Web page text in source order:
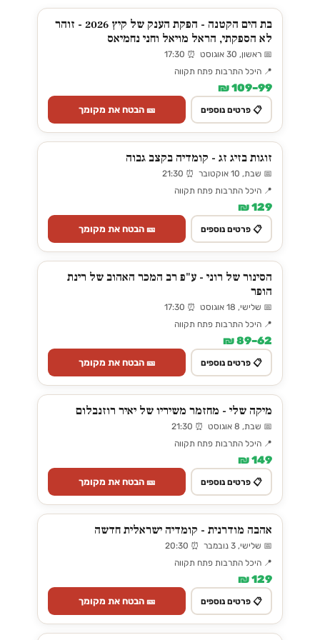
בת הים הקטנה - הפקת הענק של קיץ 2026 - זוהר
לא הספקתי, הראל מויאל וחני נחמיאס
📅 ראשון, 30 אוגוסט ⏰ 17:30
📍 היכל התרבות פתח תקווה
99–109 ₪
📋 פרטים נוספים 🎫 הבטח את מקומך
זוגות בזיג זג - קומדיה בקצב גבוה
📅 שבת, 10 אוקטובר ⏰ 21:30
📍 היכל התרבות פתח תקווה
129 ₪
📋 פרטים נוספים 🎫 הבטח את מקומך
הסינור של רוני - ע"פ רב המכר האהוב של רינת
הופר
📅 שלישי, 18 אוגוסט ⏰ 17:30
📍 היכל התרבות פתח תקווה
62–89 ₪
📋 פרטים נוספים 🎫 הבטח את מקומך
מיקה שלי - מחזמר משיריו של יאיר רוזנבלום
📅 שבת, 8 אוגוסט ⏰ 21:30
📍 היכל התרבות פתח תקווה
149 ₪
📋 פרטים נוספים 🎫 הבטח את מקומך
אהבה מודרנית - קומדיה ישראלית חדשה
📅 שלישי, 3 נובמבר ⏰ 20:30
📍 היכל התרבות פתח תקווה
129 ₪
📋 פרטים נוספים 🎫 הבטח את מקומך